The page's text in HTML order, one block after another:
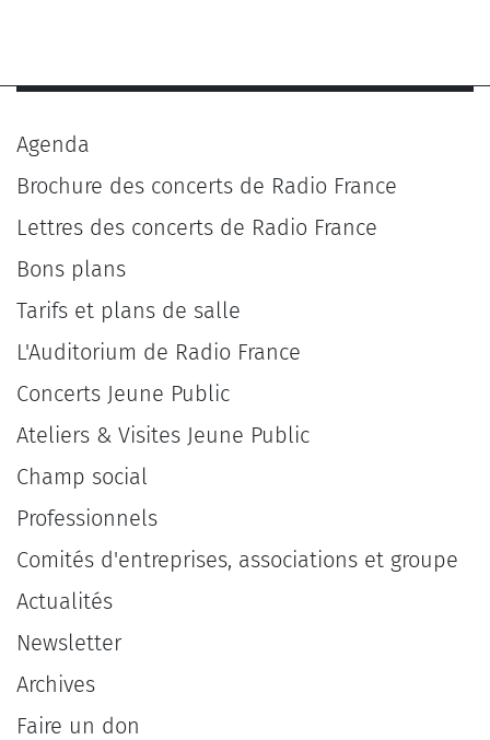
Agenda
Brochure des concerts de Radio France
Lettres des concerts de Radio France
Bons plans
Tarifs et plans de salle
L'Auditorium de Radio France
Concerts Jeune Public
Ateliers & Visites Jeune Public
Champ social
Professionnels
Comités d'entreprises, associations et groupe
Actualités
Newsletter
Archives
Faire un don